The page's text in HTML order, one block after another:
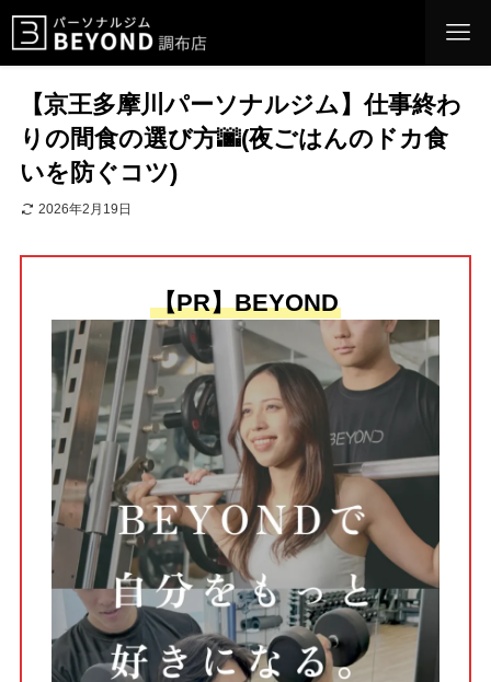
【京王多摩川パーソナルジム】仕事終わ
りの間食の選び方🌆(夜ごはんのドカ食
いを防ぐコツ)
2026年2月19日
【PR】BEYOND